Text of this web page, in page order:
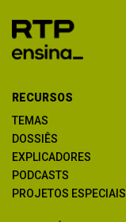
RECURSOS
TEMAS
DOSSIÊS
EXPLICADORES
PODCASTS
PROJETOS ESPECIAIS